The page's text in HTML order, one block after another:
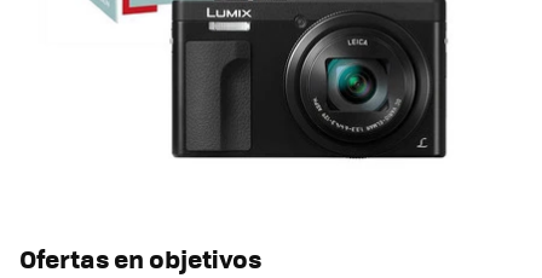
Ofertas en objetivos